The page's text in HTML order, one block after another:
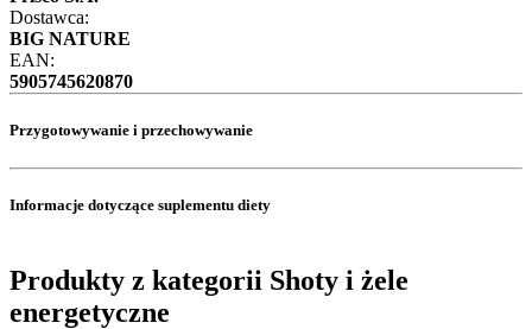
Dostawca:
BIG NATURE
EAN:
5905745620870
Przygotowywanie i przechowywanie
Informacje dotyczące suplementu diety
Produkty z kategorii Shoty i żele
energetyczne